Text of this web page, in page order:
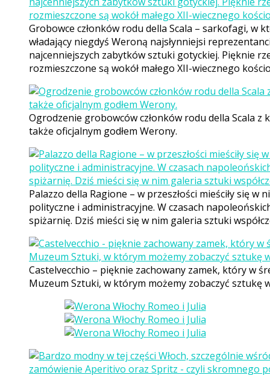
Grobowce członków rodu della Scala – sarkofagi, w
władający niegdyś Weroną najsłynniejsi
najcenniejszych zabytków sztuki gotyckiej. Pięknie
rozmieszczone są wokół małego XII-wiecznego
Ogrodzenie grobowców członków rodu della Scala
także oficjalnym godłem Werony.
Palazzo della Ragione – w przeszłości mieściły się w
polityczne i administracyjne. W czasach
spiżarnię. Dziś mieści się w nim galeria sztuki
Castelvecchio – pięknie zachowany zamek, który w
Muzeum Sztuki, w którym możemy zobaczyć sztukę